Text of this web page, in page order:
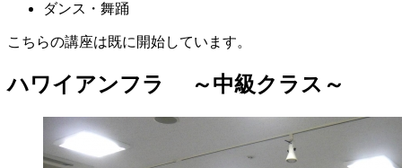
ダンス・舞踊
こちらの講座は既に開始しています。
ハワイアンフラ ～中級クラス～